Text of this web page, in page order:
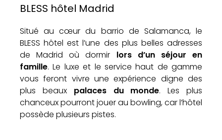
BLESS hôtel Madrid
Situé au cœur du barrio de Salamanca, le
BLESS hôtel est l’une des plus belles adresses
de Madrid où dormir lors d’un séjour en
famille. Le luxe et le service haut de gamme
vous feront vivre une expérience digne des
plus beaux palaces du monde. Les plus
chanceux pourront jouer au bowling, car l’hôtel
possède plusieurs pistes.